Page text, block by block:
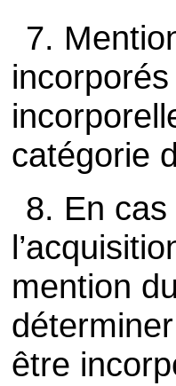
7.
catégorie
8. En
mention
être